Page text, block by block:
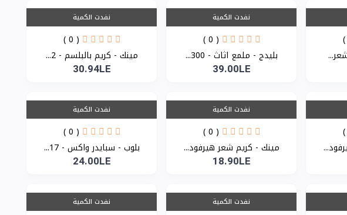
نفدت الكمية
( 0 )
بليدج - ملمع اثاث - 300...
39.00LE
نفدت الكمية
( 0 )
مينك - كريم بالبلسم - 2...
30.94LE
نفدت الكمية
( 0 )
مينك - كريم شعر هيرفود...
18.90LE
نفدت الكمية
( 0 )
بلوب - سبايدر واكس - 17...
24.00LE
نفدت الكمية نفدت الكمية